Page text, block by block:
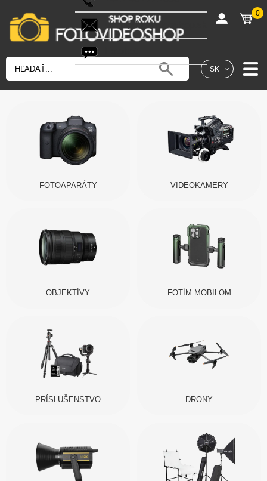
SK
shop@fotovideoshop.sk
0
FOTOAPARÁTY VIDEOKAMERY
OBJEKTÍVY FOTÍM MOBILOM
PRÍSLUŠENSTVO DRONY